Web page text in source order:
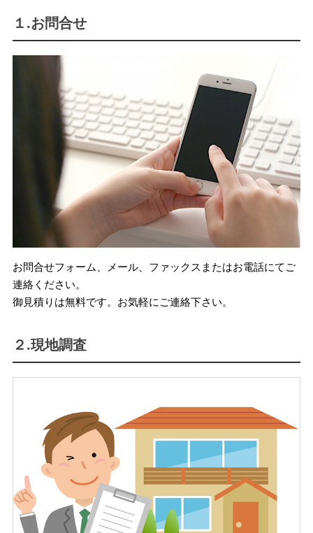
１.お問合せ
お問合せフォーム、メール、ファックスまたはお電話にてご
連絡ください。
御見積りは無料です。お気軽にご連絡下さい。
２.現地調査